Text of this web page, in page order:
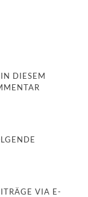
DIESEM
VIA E-